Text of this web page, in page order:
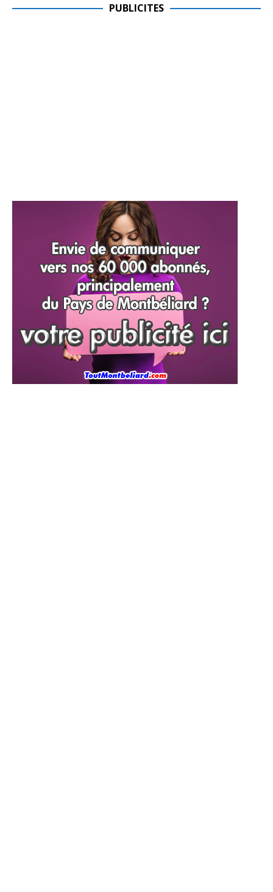
PUBLICITES